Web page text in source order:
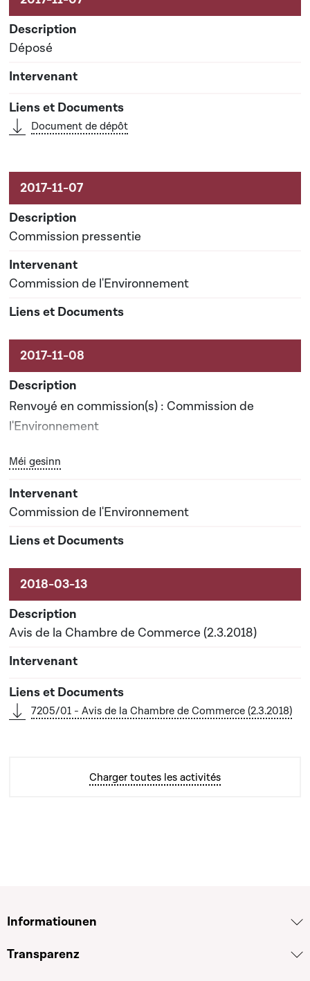
Déposé
Document de dépôt
Commission pressentie
Commission de l'Environnement
Renvoyé en commission(s) : Commission de
l'Environnement
Date prévisionnelle du rapport de commission : 09-
05-2018
Bouton graphique servant à afficher ou cacher tous les
Méi gesinn
Commission de l'Environnement
Avis de la Chambre de Commerce (2.3.2018)
7205/01 - Avis de la Chambre de Commerce (2.3.2018)
Charger toutes les activités
Informatiounen
Transparenz